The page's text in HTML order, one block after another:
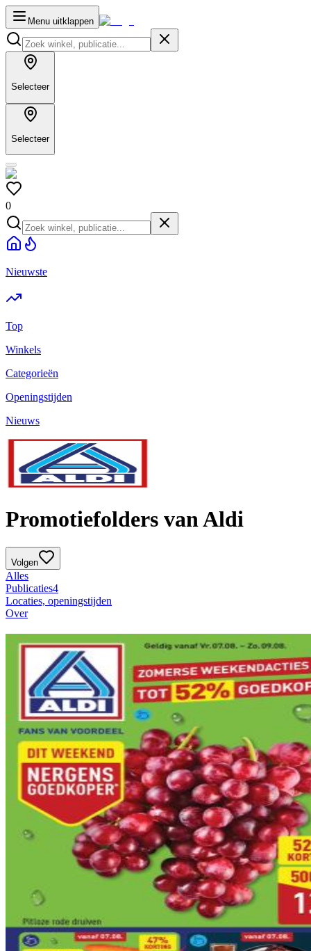
Menu uitklappen
Selecteer
Selecteer
0
Nieuwste
Top
Winkels
Categorieën
Openingstijden
Nieuws
Promotiefolders van Aldi
Volgen
Alles
Publicaties4
Locaties, openingstijden
Over